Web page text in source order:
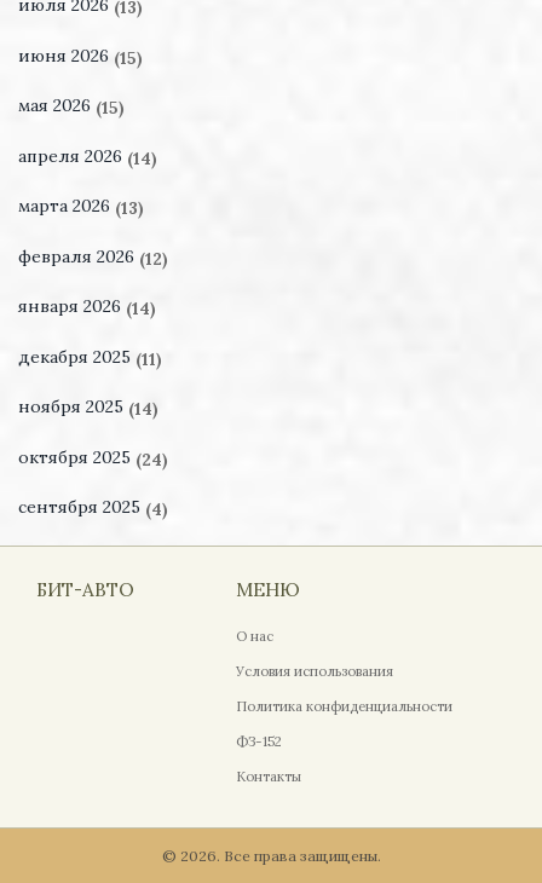
июля 2026 (13)
июня 2026 (15)
мая 2026 (15)
апреля 2026 (14)
марта 2026 (13)
февраля 2026 (12)
января 2026 (14)
декабря 2025 (11)
ноября 2025 (14)
октября 2025 (24)
сентября 2025 (4)
БИТ-АВТО МЕНЮ
О нас
Условия использования
Политика конфиденциальности
ФЗ-152
Контакты
© 2026. Все права защищены.